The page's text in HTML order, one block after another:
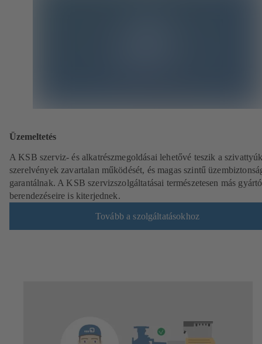
Üzemeltetés
A KSB szerviz- és alkatrészmegoldásai lehetővé teszik a
szerelvények zavartalan működését, és magas szintű
garantálnak. A KSB szervizszolgáltatásai természetesen más
berendezéseire is kiterjednek.
Tovább a szolgáltatásokhoz